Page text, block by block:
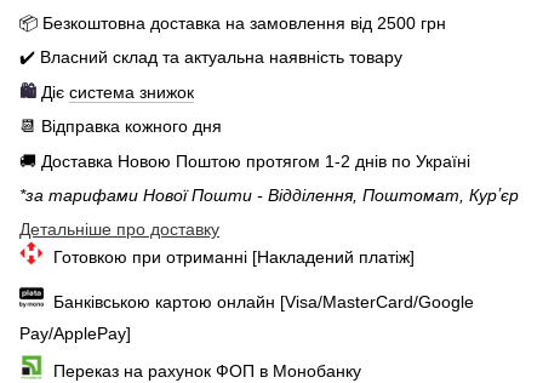
📦 Безкоштовна доставка на замовлення від 2500 грн
✔️ Власний склад та актуальна наявність товару
🛍️ Діє система знижок
📆 Відправка кожного дня
🚚 Доставка Новою Поштою протягом 1-2 днів по Україні
*за тарифами Нової Пошти - Відділення, Поштомат, Курʼєр
Детальніше про доставку
Готовкою при отриманні [Накладений платіж]
Банківською картою онлайн [Visa/MasterCard/Google
Pay/ApplePay]
Переказ на рахунок ФОП в Монобанку